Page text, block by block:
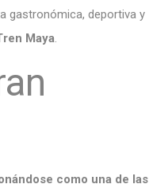
gastronómica, deportiva y
Maya.
como una de las